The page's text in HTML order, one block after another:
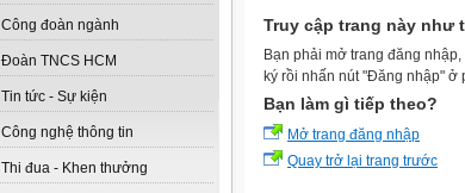
Công đoàn ngành
Đoàn TNCS HCM
Tin tức - Sự kiện
Công nghệ thông tin
Thi đua - Khen thưởng
Truy cập trang này như
Bạn phải mở trang đăng
ký rồi nhấn nút "Đăng nhập" ở
Bạn làm gì tiếp theo?
Mở trang đăng nhập
Quay trở lại trang trước